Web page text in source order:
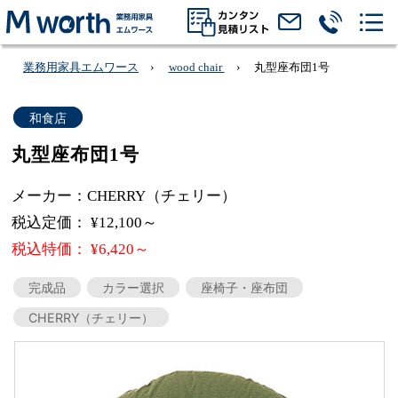
業務用家具エムワース wood chair 丸型座布団1号
和食店
丸型座布団1号
メーカー：CHERRY（チェリー）
税込定価： ¥12,100～
税込特価： ¥6,420～
完成品 カラー選択
座椅子・座布団
CHERRY（チェリー）